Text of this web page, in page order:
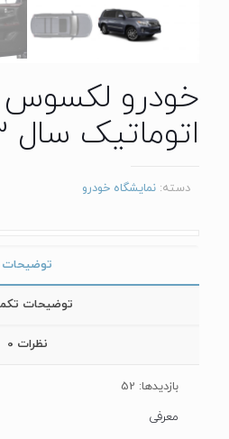
اتوماتیک سال 2013
دسته: نمایشگاه خودرو
توضیحات
توضیحات
نظرات 0
بازدیدها: 52
معرفی